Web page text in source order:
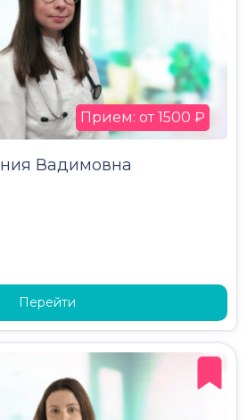
Вадимовна
Прием: от 1500 ₽
Перейти